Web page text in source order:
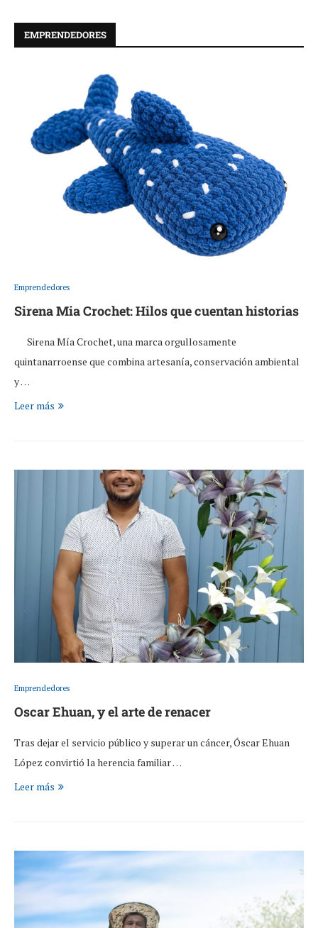
EMPRENDEDORES
Emprendedores
Sirena Mia Crochet: Hilos que cuentan historias
Sirena Mía Crochet, una marca orgullosamente
quintanarroense que combina artesanía, conservación ambiental
y …
Leer más
Emprendedores
Oscar Ehuan, y el arte de renacer
Tras dejar el servicio público y superar un cáncer, Óscar Ehuan
López convirtió la herencia familiar …
Leer más